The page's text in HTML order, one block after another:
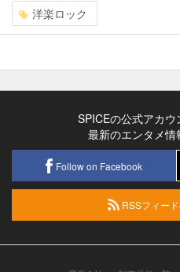
洋楽ロック
SPICEの公式アカ
最新のエンタメ情
Follow on Facebook
RSSフィー